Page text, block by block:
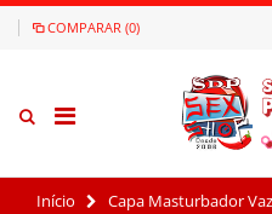
COMPARAR (0)
Início Capa Masturbador